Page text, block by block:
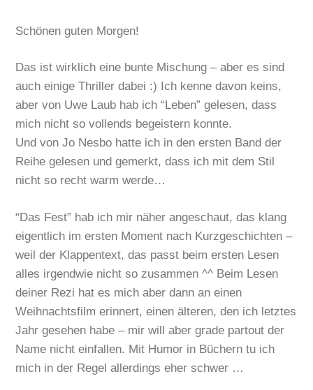
Schönen guten Morgen!
Das ist wirklich eine bunte Mischung – aber es sind
auch einige Thriller dabei :) Ich kenne davon keins,
aber von Uwe Laub hab ich “Leben” gelesen, dass
mich nicht so vollends begeistern konnte.
Und von Jo Nesbo hatte ich in den ersten Band der
Reihe gelesen und gemerkt, dass ich mit dem Stil
nicht so recht warm werde…
“Das Fest” hab ich mir näher angeschaut, das klang
eigentlich im ersten Moment nach Kurzgeschichten –
weil der Klappentext, das passt beim ersten Lesen
alles irgendwie nicht so zusammen ^^ Beim Lesen
deiner Rezi hat es mich aber dann an einen
Weihnachtsfilm erinnert, einen älteren, den ich letztes
Jahr gesehen habe – mir will aber grade partout der
Name nicht einfallen. Mit Humor in Büchern tu ich
mich in der Regel allerdings eher schwer …